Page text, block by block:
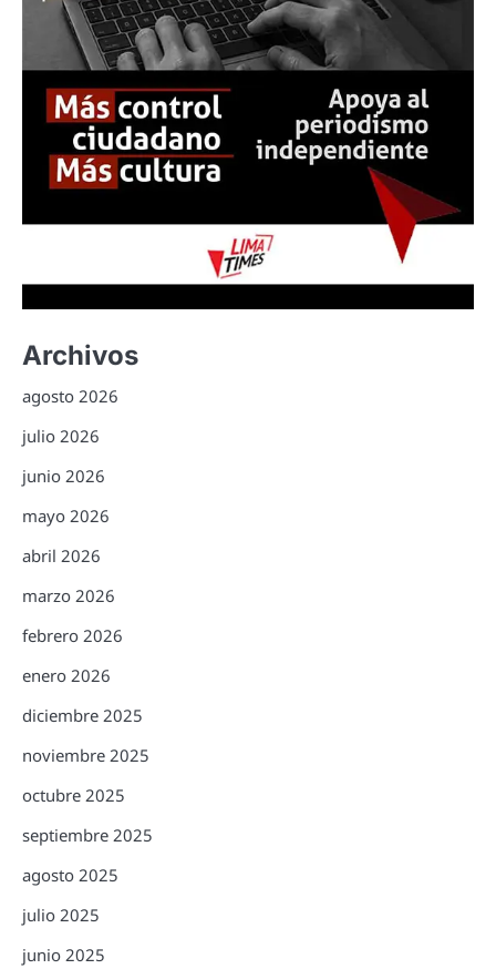
Archivos
agosto 2026
julio 2026
junio 2026
mayo 2026
abril 2026
marzo 2026
febrero 2026
enero 2026
diciembre 2025
noviembre 2025
octubre 2025
septiembre 2025
agosto 2025
julio 2025
junio 2025